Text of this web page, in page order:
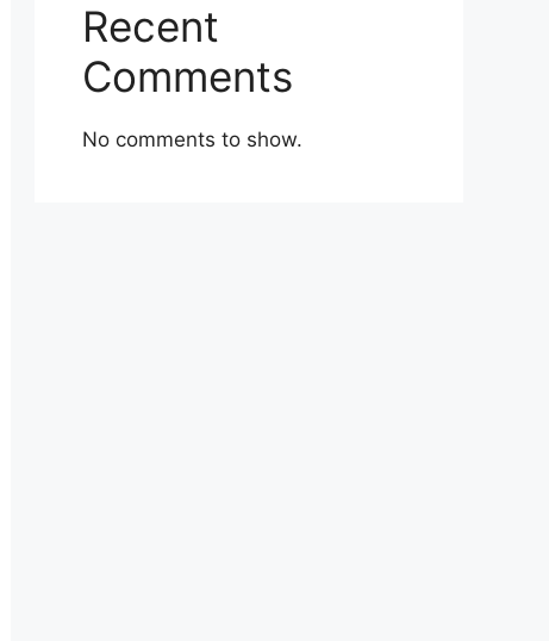
Recent
Comments
No comments to show.